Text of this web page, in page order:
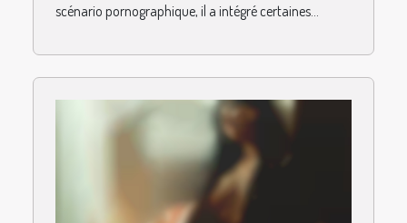
scénario pornographique, il a intégré certaines...